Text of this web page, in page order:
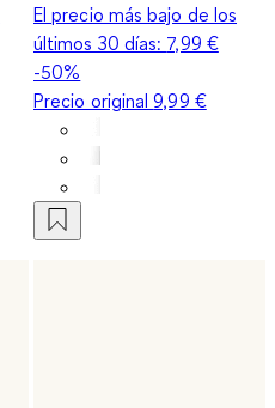
El precio más bajo de los
últimos 30 días: 7,99 €
-50%
Precio original9,99 €